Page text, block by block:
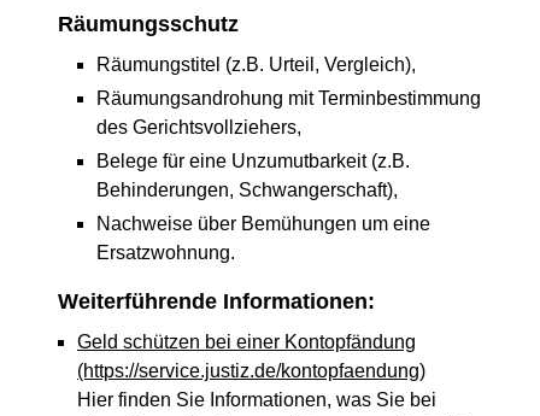
Räumungsschutz
Räumungstitel (z.B. Urteil, Vergleich),
Räumungsandrohung mit Terminbestimmung
des Gerichtsvollziehers,
Belege für eine Unzumutbarkeit (z.B.
Behinderungen, Schwangerschaft),
Nachweise über Bemühungen um eine
Ersatzwohnung.
Weiterführende Informationen:
Geld schützen bei einer Kontopfändung
(https://service.justiz.de/kontopfaendung)
Hier finden Sie Informationen, was Sie bei